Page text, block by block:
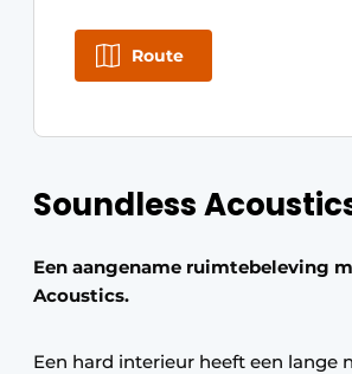
Soundless
Een aangename ruimtebeleving
Acoustics.
Een hard interieur heeft een lange
Route